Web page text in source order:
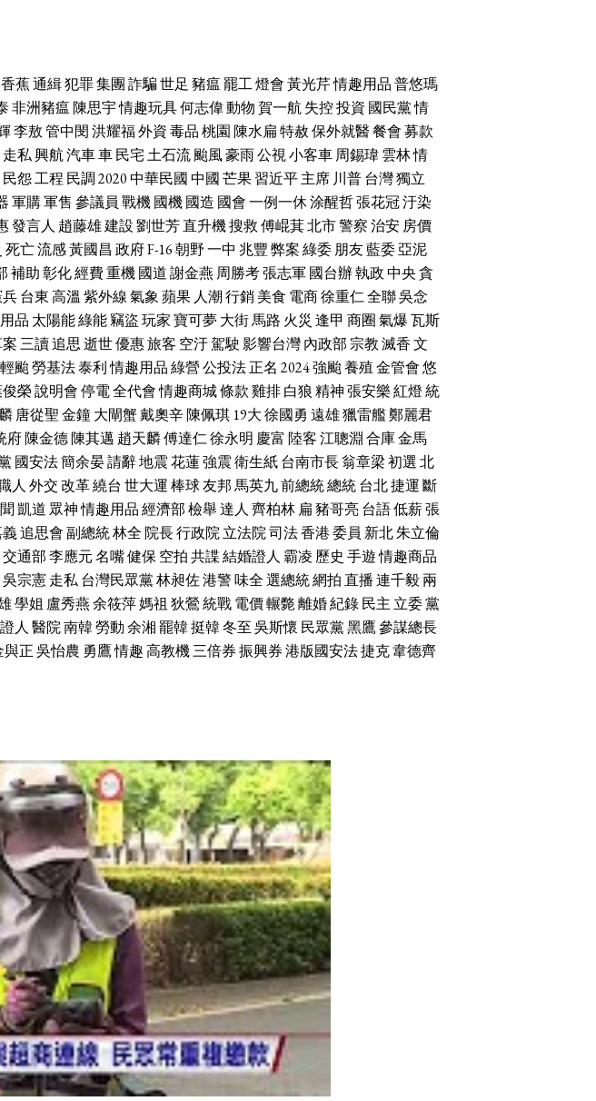
香蕉通緝犯罪集團詐騙世足 豬瘟罷工燈會黃光芹情趣用品普悠瑪
非洲豬瘟陳思宇情趣玩具何志偉動物賀一航失控投資 國民黨情
李敖管中閔洪耀福外資毒品桃園陳水扁特赦保外就醫餐會募款
走私興航汽車車民宅土石流颱風豪雨公視小客車周錫瑋雲林情
民怨工程 民調2020中華民國中國芒果習近平主席 川普台灣獨立
軍購軍售 參議員 戰機國機國造 國會一例一休涂醒哲張花冠汙染
發言人 趙藤雄建設劉世芳直升機搜救傅崐萁北市警察治安房價
死亡流感黃國昌 政府F-16朝野一中 兆豐弊案綠委朋友藍委亞泥
補助彰化經費重機國道謝金燕 周勝考張志軍國台辦執政中央貪
台東高溫 紫外線氣象蘋果 人潮行銷美食 電商徐重仁全聯吳念
品 太陽能綠能竊盜玩家寶可夢大街馬路 火災 逢甲 商圈氣爆瓦斯
三讀追思逝世優惠旅客 空汙駕駛影響台灣內政部宗教滅香文
輕颱勞基法泰利情趣用品綠營公投法正名 2024強颱養殖金管會悠
榮說明會停電全代會情趣商城條款雞排白狼精神張安樂紅燈統
唐從聖金鐘大閘蟹戴奧辛陳佩琪 19大徐國勇 遠雄獵雷艦鄭麗君
府陳金德陳其邁 趙天麟傅達仁徐永明 慶富 陸客江聰淵 合庫金馬
國安法簡余晏請辭地震花蓮強震衛生紙台南市長翁章梁初選北
人 外交改革繞台 世大運棒球友邦馬英九前總統總統台北捷運 斷
凱道 眾神情趣用品經濟部檢舉達人 齊柏林 扁豬哥亮台語低薪張
追思會副總統林全 院長行政院立法院司法香港委員 新北朱立倫
交通部李應元名嘴健保空拍共諜結婚證人 霸凌 歷史 手遊情趣商品
吳宗憲走私台灣民眾黨林昶佐港警味全選總統網拍直播連千毅兩
學姐 盧秀燕余筱萍媽祖 狄鶯統戰電價輾斃離婚紀錄民主 立委黨
人 醫院南韓勞動余湘罷韓挺韓冬至吳斯懷 民眾黨黑鷹參謀總長
與正吳怡農 勇鷹情趣高教機三倍券振興券港版國安法捷克韋德齊